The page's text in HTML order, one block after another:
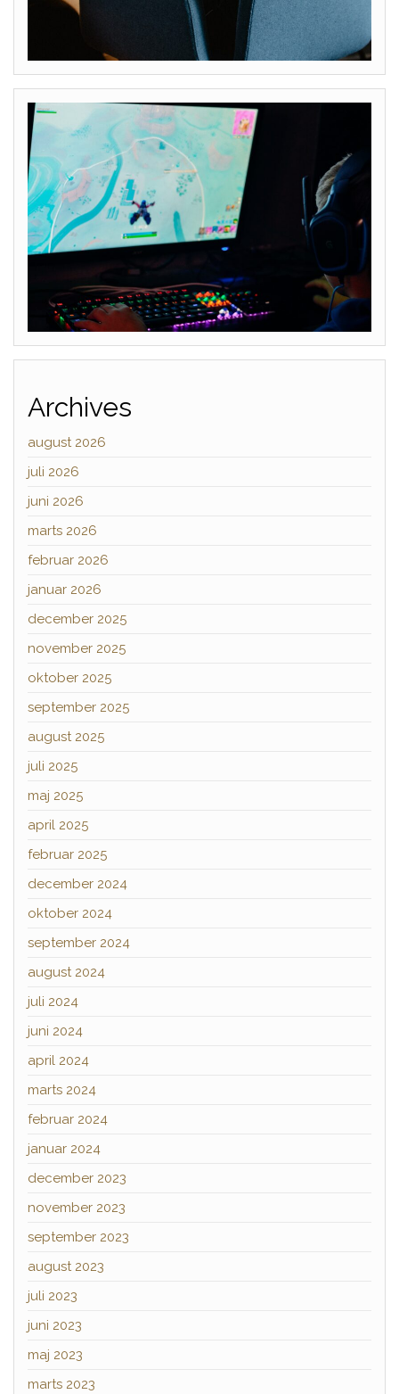
Archives
august 2026
juli 2026
juni 2026
marts 2026
februar 2026
januar 2026
december 2025
november 2025
oktober 2025
september 2025
august 2025
juli 2025
maj 2025
april 2025
februar 2025
december 2024
oktober 2024
september 2024
august 2024
juli 2024
juni 2024
april 2024
marts 2024
februar 2024
januar 2024
december 2023
november 2023
september 2023
august 2023
juli 2023
juni 2023
maj 2023
marts 2023